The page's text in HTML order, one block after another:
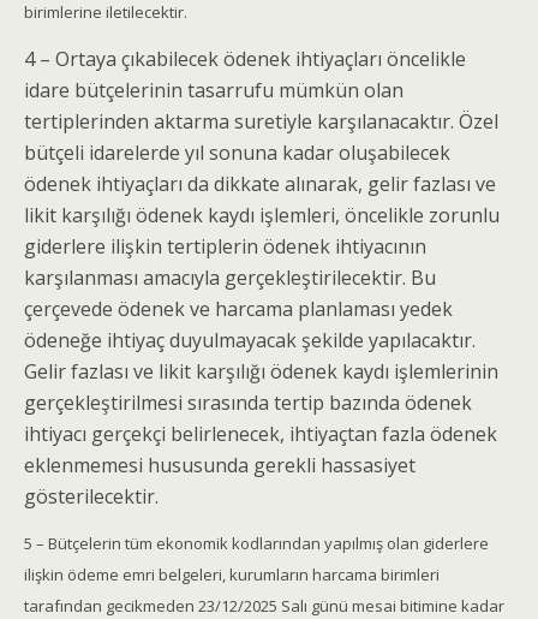
birimlerine iletilecektir.
4 – Ortaya çıkabilecek ödenek ihtiyaçları öncelikle
idare bütçelerinin tasarrufu mümkün olan
tertiplerinden aktarma suretiyle karşılanacaktır. Özel
bütçeli idarelerde yıl sonuna kadar oluşabilecek
ödenek ihtiyaçları da dikkate alınarak, gelir fazlası ve
likit karşılığı ödenek kaydı işlemleri, öncelikle zorunlu
giderlere ilişkin tertiplerin ödenek ihtiyacının
karşılanması amacıyla gerçekleştirilecektir. Bu
çerçevede ödenek ve harcama planlaması yedek
ödeneğe ihtiyaç duyulmayacak şekilde yapılacaktır.
Gelir fazlası ve likit karşılığı ödenek kaydı işlemlerinin
gerçekleştirilmesi sırasında tertip bazında ödenek
ihtiyacı gerçekçi belirlenecek, ihtiyaçtan fazla ödenek
eklenmemesi hususunda gerekli hassasiyet
gösterilecektir.
5 – Bütçelerin tüm ekonomik kodlarından yapılmış olan giderlere
ilişkin ödeme emri belgeleri, kurumların harcama birimleri
tarafından gecikmeden 23/12/2025 Salı günü mesai bitimine kadar